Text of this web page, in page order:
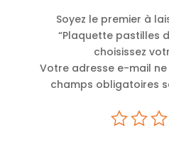
votre
couleur
Soyez le premier à
“Plaquette pastilles
choisissez
Votre adresse e-mail
champs obligatoires